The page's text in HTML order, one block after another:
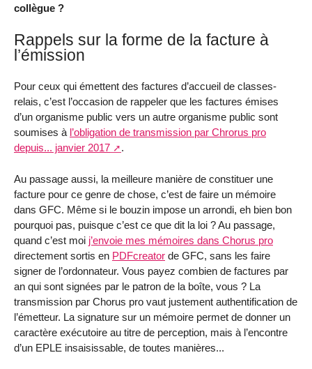
collègue ?
Rappels sur la forme de la facture à
l’émission
Pour ceux qui émettent des factures d’accueil de classes-
relais, c’est l’occasion de rappeler que les factures émises
d’un organisme public vers un autre organisme public sont
soumises à l’obligation de transmission par Chrorus pro
depuis... janvier 2017
.
Au passage aussi, la meilleure manière de constituer une
facture pour ce genre de chose, c’est de faire un mémoire
dans GFC. Même si le bouzin impose un arrondi, eh bien bon
pourquoi pas, puisque c’est ce que dit la loi ? Au passage,
quand c’est moi j’envoie mes mémoires dans Chorus pro
directement sortis en PDFcreator de GFC, sans les faire
signer de l’ordonnateur. Vous payez combien de factures par
an qui sont signées par le patron de la boîte, vous ? La
transmission par Chorus pro vaut justement authentification de
l’émetteur. La signature sur un mémoire permet de donner un
caractère exécutoire au titre de perception, mais à l’encontre
d’un EPLE insaisissable, de toutes manières...